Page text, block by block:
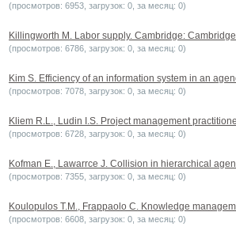
(просмотров: 6953, загрузок: 0, за месяц: 0)
Killingworth M. Labor supply. Cambridge:
(просмотров: 6786, загрузок: 0, за месяц: 0)
Kim S. Efficiency of an information system in an
(просмотров: 7078, загрузок: 0, за месяц: 0)
Kliem R.L., Ludin I.S. Project management
(просмотров: 6728, загрузок: 0, за месяц: 0)
Kofman E., Lawarrce J. Collision in hierarchical
(просмотров: 7355, загрузок: 0, за месяц: 0)
Koulopulos T.M., Frappaolo C. Knowledge
(просмотров: 6608, загрузок: 0, за месяц: 0)